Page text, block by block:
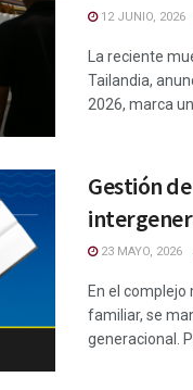
12 JUNIO, 2026
La reciente
Tailandia,
2026, marca un
Gestión
23 MAYO, 2026
En el
familiar, se
generacional.